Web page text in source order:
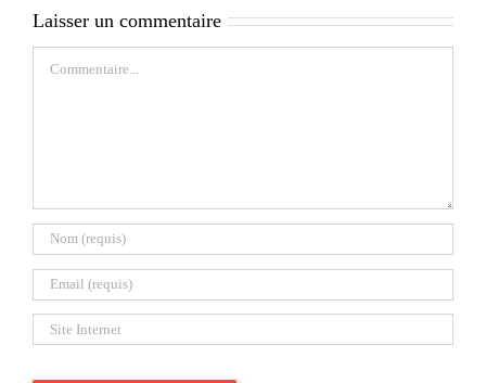
Laisser un commentaire
Commentaire